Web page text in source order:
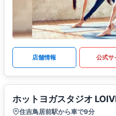
店舗情報 公式サ
ホットヨガスタジオ
住吉鳥居前駅から車で9分